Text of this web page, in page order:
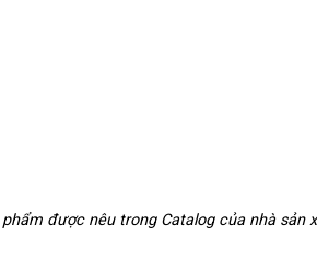
được nêu trong Catalog của nhà sản